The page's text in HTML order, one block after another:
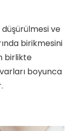
ve
birikmesini
birlikte
boyunca